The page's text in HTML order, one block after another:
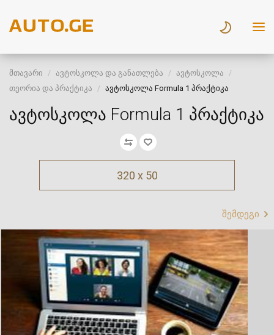
მთავარი ავტოსკოლა და განათლება
ავტოსკოლა
თეორია და პრაქტიკა
ავტოსკოლა Formula 1 პრაქტიკა
ავტოსკოლა Formula 1 პრაქტიკა
320 x 50
შემდეგი